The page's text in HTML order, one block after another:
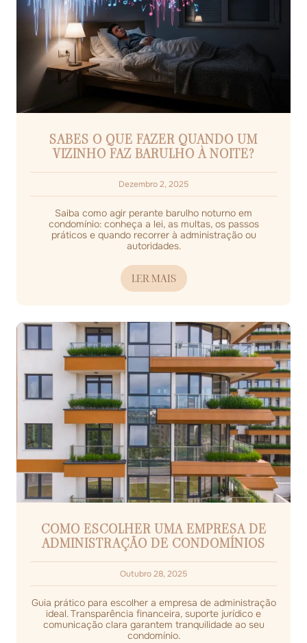
SABES O QUE FAZER QUANDO UM
VIZINHO FAZ BARULHO À NOITE?
Dezembro 2, 2025
Saiba como agir perante barulho noturno em
condomínio: conheça a lei, as multas, os passos
práticos e quando recorrer à administração ou
autoridades.
LER MAIS
COMO ESCOLHER UMA EMPRESA DE
ADMINISTRAÇÃO DE CONDOMÍNIOS
Outubro 28, 2025
Guia prático para escolher a empresa de administração
ideal. Transparência financeira, suporte jurídico e
comunicação clara garantem tranquilidade ao seu
condomínio.